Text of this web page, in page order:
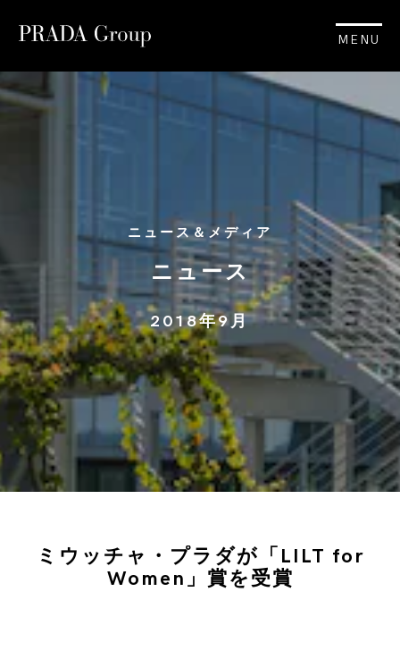
MENU
ニュース＆メディア
ニュース
2018年9月
ミウッチャ・プラダが「LILT for
Women」賞を受賞